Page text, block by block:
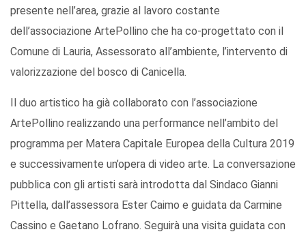
presente nell’area, grazie al lavoro costante
dell’associazione ArtePollino che ha co-progettato con il
Comune di Lauria, Assessorato all’ambiente, l’intervento di
valorizzazione del bosco di Canicella.
Il duo artistico ha già collaborato con l’associazione
ArtePollino realizzando una performance nell’ambito del
programma per Matera Capitale Europea della Cultura 2019
e successivamente un’opera di video arte. La conversazione
pubblica con gli artisti sarà introdotta dal Sindaco Gianni
Pittella, dall’assessora Ester Caimo e guidata da Carmine
Cassino e Gaetano Lofrano. Seguirà una visita guidata con